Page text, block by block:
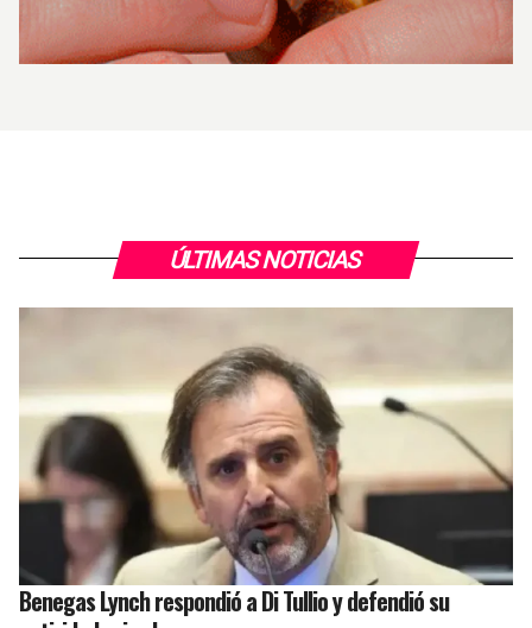
ÚLTIMAS NOTICIAS
Benegas Lynch respondió a Di Tullio y defendió su